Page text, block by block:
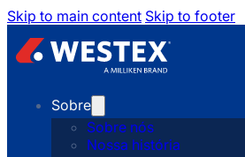
Skip to main content Skip to footer
Sobre
Sobre nós
Nossa história